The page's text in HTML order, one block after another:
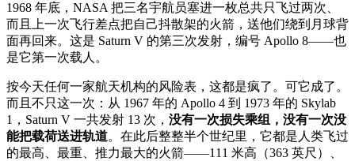
1968 年底，NASA 把三名宇航员塞进一枚总共只飞过两次、
而且上一次飞行差点把自己抖散架的火箭，送他们绕到月球背
面再回来。这是 Saturn V 的第三次发射，编号 Apollo 8——也
是它第一次载人。
按今天任何一家航天机构的风险表，这都是疯了。可它成了。
而且不只这一次：从 1967 年的 Apollo 4 到 1973 年的 Skylab
1，Saturn V 一共发射 13 次， 没有一次损失乘组，没有一次没
能把载荷送进轨道。在此后整整半个世纪里，它都是人类飞过
的最高、最重、推力最大的火箭——111 米高（363 英尺）、